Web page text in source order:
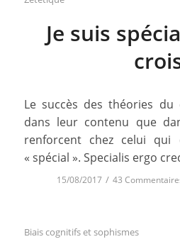
Je suis
Le succès des théories
dans leur contenu que
renforcent chez celui qui
« spécial ». Specialis ergo
15/08/2017 / 43
Biais cognitifs et sophismes